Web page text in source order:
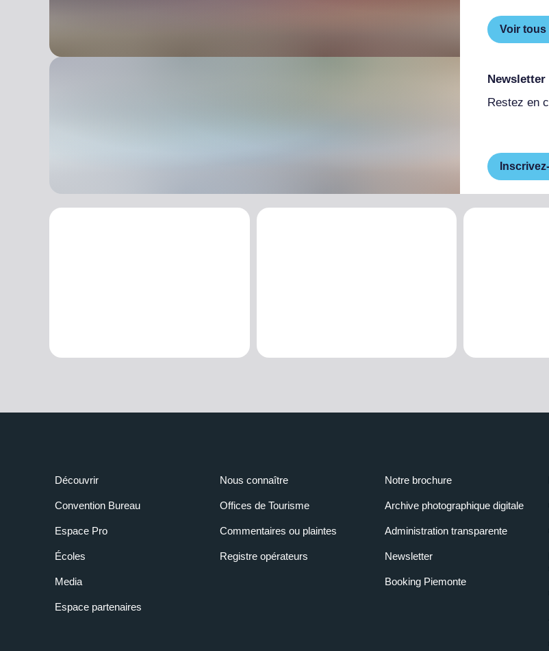
Voir tous
Newsletter
Restez en
Découvrir
Convention Bureau
Espace Pro
Écoles
Media
Espace partenaires
Nous connaître
Offices de Tourisme
Commentaires ou plaintes
Registre opérateurs
Notre brochure
Archive photographique digitale
Administration transparente
Newsletter
Booking Piemonte